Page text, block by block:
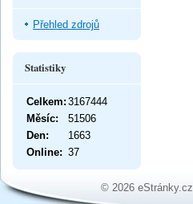
Přehled zdrojů
Statistiky
Online: 37
Celkem: 3167444
Měsíc:
51506
Den:
1663
© 2026 eStránky.cz